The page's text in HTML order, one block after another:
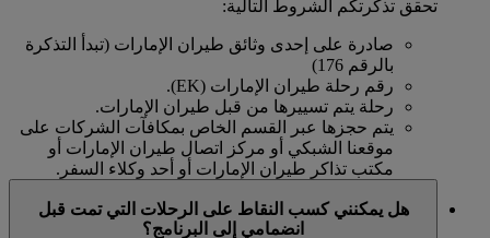
تحقق تذكرتكم الشروط التالية:
صادرة على إحدى وثائق طيران الإمارات (تبدأ التذكرة
بالرقم 176)
رقم رحلة طيران الإمارات (EK).
رحلة يتم تسييرها من قبل طيران الإمارات.
يتم حجزها عبر القسم الخاص بمكافآت الشركات على
موقعنا الشبكي أو مركز اتصال طيران الإمارات أو
مكتب تذاكر طيران الإمارات أو أحد وكلاء السفر.
هل يمكنني كسب النقاط على الرحلات التي تمت قبل
انضمامي إلى البرنامج؟